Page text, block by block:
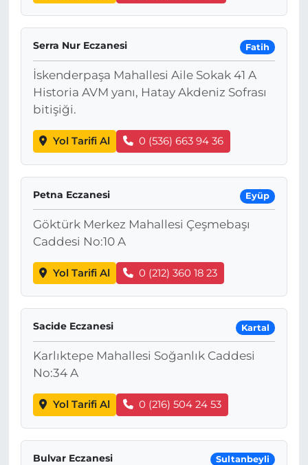
Serra Nur Eczanesi Fatih
İskenderpaşa Mahallesi Aile Sokak 41 A
Historia AVM yanı, Hatay Akdeniz Sofrası
bitişiği.
Yol Tarifi Al 0 (536) 663 94 36
Petna Eczanesi Eyüp
Göktürk Merkez Mahallesi Çeşmebaşı
Caddesi No:10 A
Yol Tarifi Al 0 (212) 360 18 23
Sacide Eczanesi Kartal
Karlıktepe Mahallesi Soğanlık Caddesi
No:34 A
Yol Tarifi Al 0 (216) 504 24 53
Bulvar Eczanesi Sultanbeyli